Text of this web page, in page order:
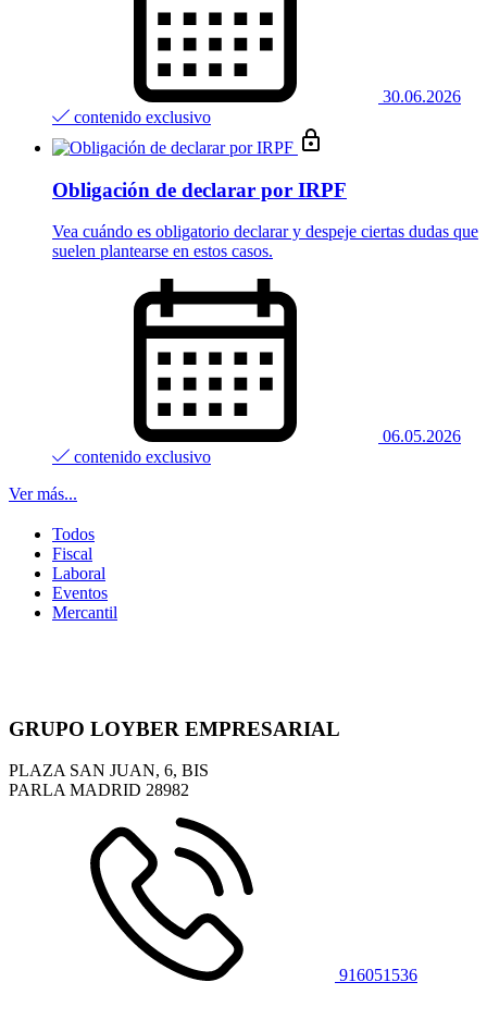
30.06.2026
contenido exclusivo
Obligación de declarar por IRPF
Vea cuándo es obligatorio declarar y despeje ciertas dudas que
suelen plantearse en estos casos.
06.05.2026
contenido exclusivo
Ver más...
Todos
Fiscal
Laboral
Eventos
Mercantil
GRUPO LOYBER EMPRESARIAL
PLAZA SAN JUAN, 6, BIS
PARLA MADRID 28982
916051536